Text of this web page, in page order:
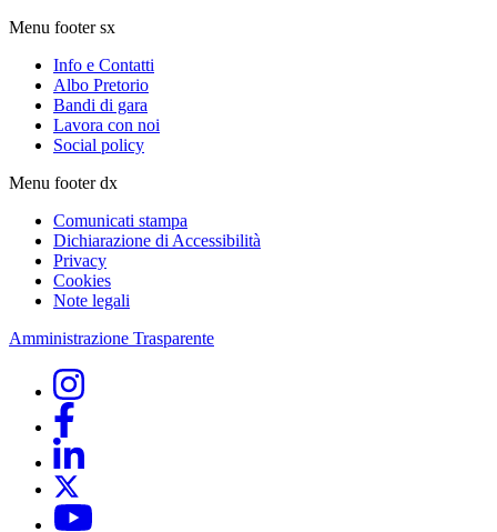
Menu footer sx
Info e Contatti
Albo Pretorio
Bandi di gara
Lavora con noi
Social policy
Menu footer dx
Comunicati stampa
Dichiarazione di Accessibilità
Privacy
Cookies
Note legali
Amministrazione Trasparente